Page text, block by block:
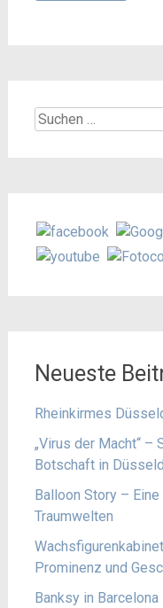
Suchen
Neueste
Rheinkirmes
„Virus der Macht“
Botschaft in
Balloon Story –
Traumwelten
Prominenz und
Banksy in